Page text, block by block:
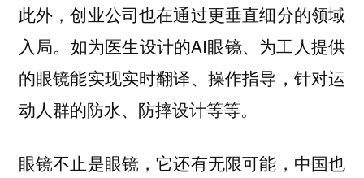
此外，创业公司也在通过更垂直细分的领域
入局。如为医生设计的AI眼镜、为工人提供
的眼镜能实现实时翻译、操作指导，针对运
动人群的防水、防摔设计等等。
眼镜不止是眼镜，它还有无限可能，中国也